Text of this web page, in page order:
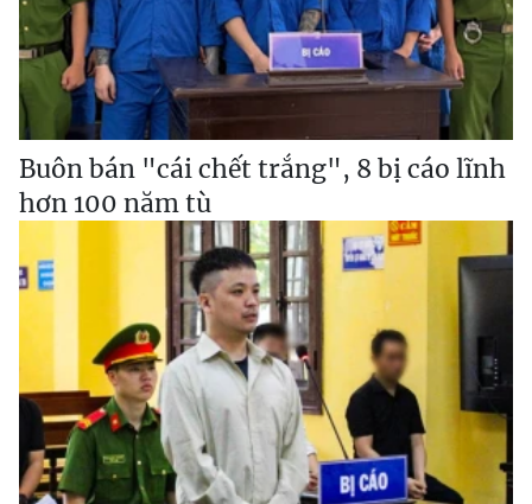
Buôn bán "cái chết trắng", 8 bị cáo lĩnh
hơn 100 năm tù